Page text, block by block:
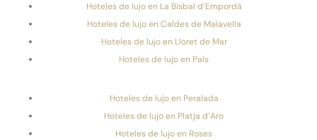
Hoteles de lujo en La Bisbal d’Empordà
Hoteles de lujo en Caldes de Malavella
Hoteles de lujo en Lloret de Mar
Hoteles de lujo en Pals
Hoteles de lujo en Peralada
Hoteles de lujo en Platja d’Aro
Hoteles de lujo en Roses